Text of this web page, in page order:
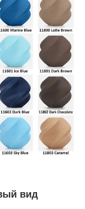
вид